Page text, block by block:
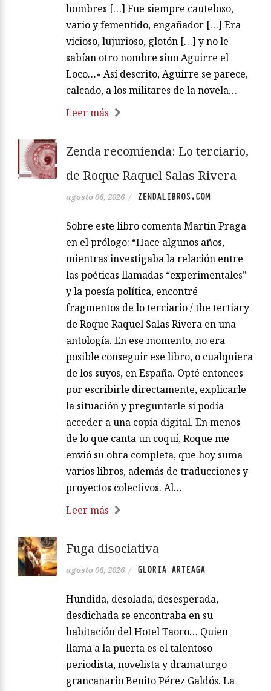
hombres […] Fue siempre cauteloso,
vario y fementido, engañador […] Era
vicioso, lujurioso, glotón […] y no le
sabían otro nombre sino Aguirre el
Loco…» Así descrito, Aguirre se parece,
calcado, a los militares de la novela…
Leer más
Zenda recomienda: Lo terciario,
de Roque Raquel Salas Rivera
agosto 06, 2026 / ZENDALIBROS.COM
Sobre este libro comenta Martín Praga
en el prólogo: “Hace algunos años,
mientras investigaba la relación entre
las poéticas llamadas “experimentales”
y la poesía política, encontré
fragmentos de lo terciario / the tertiary
de Roque Raquel Salas Rivera en una
antología. En ese momento, no era
posible conseguir ese libro, o cualquiera
de los suyos, en España. Opté entonces
por escribirle directamente, explicarle
la situación y preguntarle si podía
acceder a una copia digital. En menos
de lo que canta un coquí, Roque me
envió su obra completa, que hoy suma
varios libros, además de traducciones y
proyectos colectivos. Al…
Leer más
Fuga disociativa
agosto 06, 2026 / GLORIA ARTEAGA
Hundida, desolada, desesperada,
desdichada se encontraba en su
habitación del Hotel Taoro… Quien
llama a la puerta es el talentoso
periodista, novelista y dramaturgo
grancanario Benito Pérez Galdós. La